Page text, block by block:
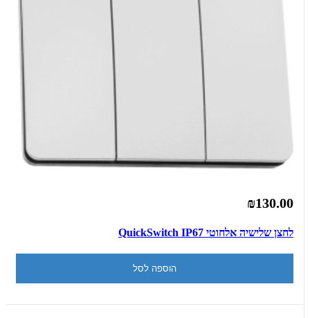
₪130.00
לחצן שלישיה אלחוטי QuickSwitch IP67
הוספה לסל